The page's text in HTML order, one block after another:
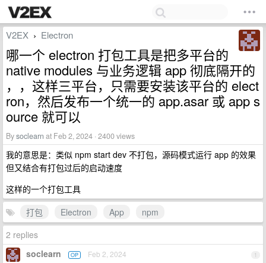
V2EX › Electron
哪一个 electron 打包工具是把多平台的
native modules 与业务逻辑 app 彻底隔开的
，，这样三平台，只需要安装该平台的 elect
ron，然后发布一个统一的 app.asar 或 app s
ource 就可以
Bysoclearn at Feb 2, 2024 · 2400 views
我的意思是：类似 npm start dev 不打包，源码模式运行 app 的效果
但又结合有打包过后的启动速度
这样的一个打包工具
打包
Electron App
npm
2 replies
1
soclearn OP Feb 2, 2024